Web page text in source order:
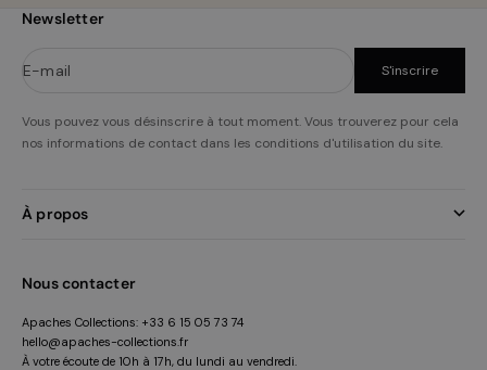
Newsletter
E-mail S'inscrire
Vous pouvez vous désinscrire à tout moment. Vous trouverez pour cela
nos informations de contact dans les conditions d'utilisation du site.
À propos
Nous contacter
Apaches Collections: +33 6 15 05 73 74
hello@apaches-collections.fr
À votre écoute de 10h à 17h, du lundi au vendredi.